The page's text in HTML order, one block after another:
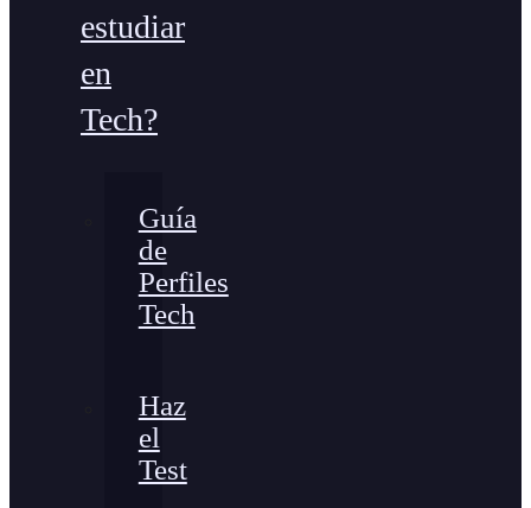
estudiar
en
Tech?
Guía
de
Perfiles
Tech
Haz
el
Test